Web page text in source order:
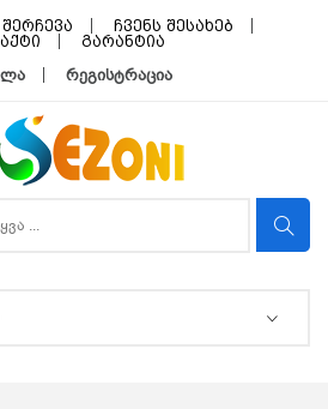
შერჩევა
ჩვენს შესახებ
გარანტია
რეგისტრაცია